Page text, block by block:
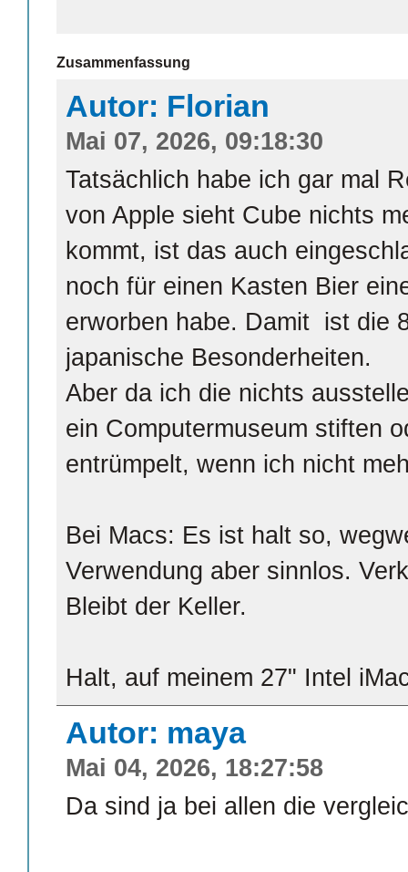
Zusammenfassung
Autor: Florian
Mai 07, 2026, 09:18:30
Tatsächlich habe ich gar mal
von Apple sieht Cube nichts
kommt, ist das auch
noch für einen Kasten Bier
erworben habe. Damit ist die
japanische Besonderheiten.
Aber da ich die nichts
ein Computermuseum stiften
entrümpelt, wenn ich nicht
Bei Macs: Es ist halt so,
Verwendung aber sinnlos.
Bleibt der Keller.
Halt, auf meinem 27" Intel
Autor: maya
Mai 04, 2026, 18:27:58
Da sind ja bei allen die